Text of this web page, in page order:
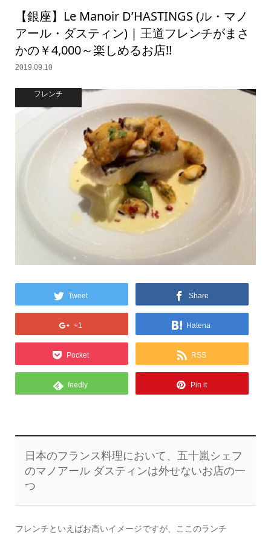
【銀座】Le Manoir D’HASTINGS (ル・マノ
アール・ダスティン) | 王道フレンチがまさ
かの￥4,000～楽しめるお店!!
2019.09.10
フレンチ
Tweet Share
+1 Hatena
Pocket RSS
feedly Pin it
日本のフランス料理において、五十嵐シェフ
のマノアール ダスティンは外せないお店の一
つ
フレンチといえばお高いイメージですが、ここのランチ